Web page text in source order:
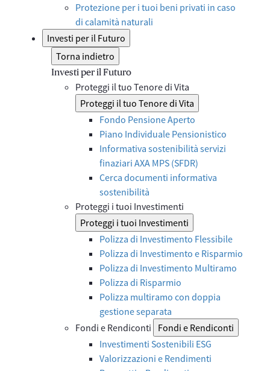
Protezione per i tuoi beni privati in caso
di calamità naturali
Investi per il Futuro
Torna indietro
Investi per il Futuro
Proteggi il tuo Tenore di Vita
Proteggi il tuo Tenore di Vita
Fondo Pensione Aperto
Piano Individuale Pensionistico
Informativa sostenibilità servizi
finaziari AXA MPS (SFDR)
Cerca documenti informativa
sostenibilità
Proteggi i tuoi Investimenti
Proteggi i tuoi Investimenti
Polizza di Investimento Flessibile
Polizza di Investimento e Risparmio
Polizza di Investimento Multiramo
Polizza di Risparmio
Polizza multiramo con doppia
gestione separata
Fondi e Rendiconti
Fondi e Rendiconti
Investimenti Sostenibili ESG
Valorizzazioni e Rendimenti